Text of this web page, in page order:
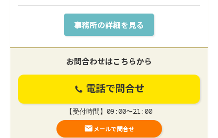
事務所の詳細を見る
お問合わせはこちらから
電話で問合せ
【受付時間】09:00〜21:00
メールで問合せ